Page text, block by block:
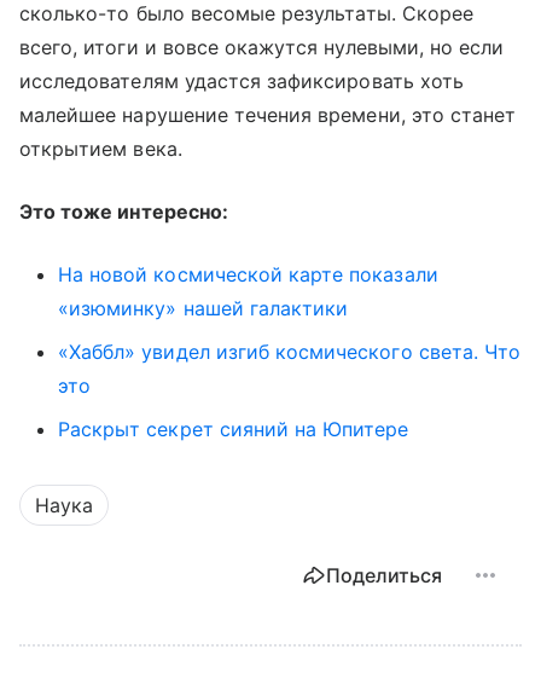
сколько-то было весомые результаты. Скорее
всего, итоги и вовсе окажутся нулевыми, но если
исследователям удастся зафиксировать хоть
малейшее нарушение течения времени, это станет
открытием века.
Это тоже интересно:
На новой космической карте показали
«изюминку» нашей галактики
«Хаббл» увидел изгиб космического света. Что
это
Раскрыт секрет сияний на Юпитере
Наука
Поделиться